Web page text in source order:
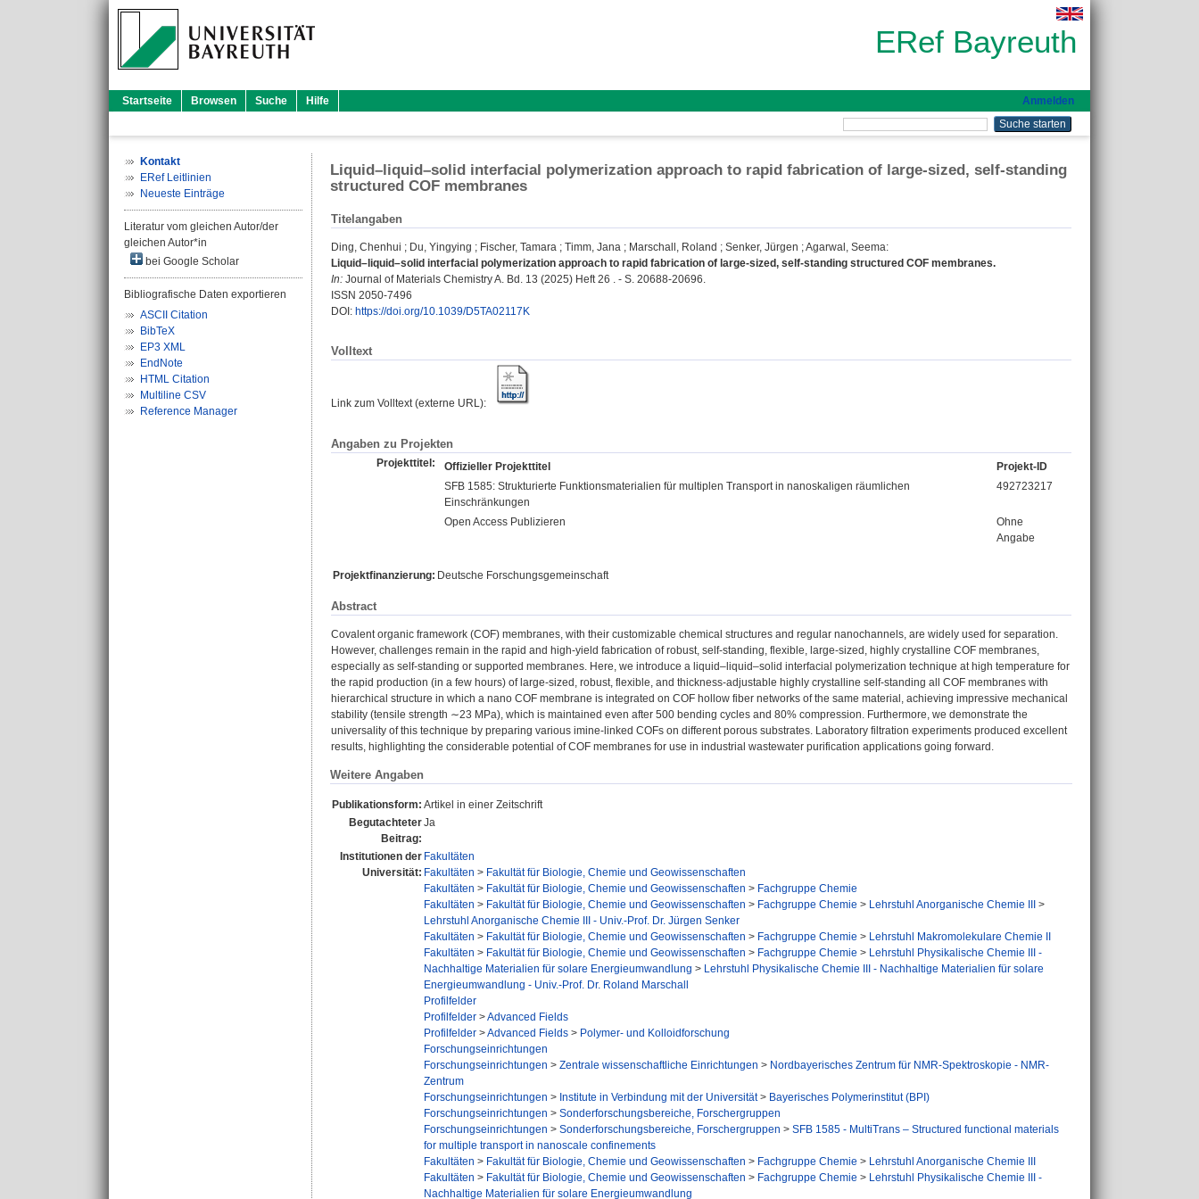
ERef Bayreuth
Startseite Browsen Suche Hilfe Anmelden
Kontakt
ERef Leitlinien
Neueste Einträge
Literatur vom gleichen Autor/der
gleichen Autor*in
bei Google Scholar
Bibliografische Daten exportieren
ASCII Citation
BibTeX
EP3 XML
EndNote
HTML Citation
Multiline CSV
Reference Manager
Liquid–liquid–solid interfacial polymerization approach to rapid fabrication of large-sized, self-standing
structured COF membranes
Titelangaben
Ding, Chenhui ; Du, Yingying ; Fischer, Tamara ; Timm, Jana ; Marschall, Roland ; Senker, Jürgen ;Agarwal, Seema:
Liquid–liquid–solid interfacial polymerization approach to rapid fabrication of large-sized, self-standing structured COF membranes.
In: Journal of Materials Chemistry A. Bd. 13 (2025) Heft 26 . - S. 20688-20696.
ISSN 2050-7496
DOI: https://doi.org/10.1039/D5TA02117K
Volltext
Link zum Volltext (externe URL):
Angaben zu Projekten
Projekttitel: Offizieller Projekttitel
Projekt-ID
SFB 1585: Strukturierte Funktionsmaterialien für multiplen Transport in nanoskaligen räumlichen
Einschränkungen
492723217
Open Access Publizieren
Ohne
Angabe
Projektfinanzierung: Deutsche Forschungsgemeinschaft
Abstract
Covalent organic framework (COF) membranes, with their customizable chemical structures and regular nanochannels, are widely used for separation.
However, challenges remain in the rapid and high-yield fabrication of robust, self-standing, flexible, large-sized, highly crystalline COF membranes,
especially as self-standing or supported membranes. Here, we introduce a liquid–liquid–solid interfacial polymerization technique at high temperature for
the rapid production (in a few hours) of large-sized, robust, flexible, and thickness-adjustable highly crystalline self-standing all COF membranes with
hierarchical structure in which a nano COF membrane is integrated on COF hollow fiber networks of the same material, achieving impressive mechanical
stability (tensile strength ∼23 MPa), which is maintained even after 500 bending cycles and 80% compression. Furthermore, we demonstrate the
universality of this technique by preparing various imine-linked COFs on different porous substrates. Laboratory filtration experiments produced excellent
results, highlighting the considerable potential of COF membranes for use in industrial wastewater purification applications going forward.
Weitere Angaben
Publikationsform: Artikel in einer Zeitschrift
Begutachteter
Beitrag:
Ja
Institutionen der
Universität:
Fakultäten
Fakultäten > Fakultät für Biologie, Chemie und Geowissenschaften
Fakultäten > Fakultät für Biologie, Chemie und Geowissenschaften > Fachgruppe Chemie
Fakultäten > Fakultät für Biologie, Chemie und Geowissenschaften > Fachgruppe Chemie > Lehrstuhl Anorganische Chemie III
>
Lehrstuhl Anorganische Chemie III - Univ.-Prof. Dr. Jürgen Senker
Fakultäten > Fakultät für Biologie, Chemie und Geowissenschaften > Fachgruppe Chemie > Lehrstuhl Makromolekulare Chemie II
Fakultäten > Fakultät für Biologie, Chemie und Geowissenschaften > Fachgruppe Chemie > Lehrstuhl Physikalische Chemie III -
Nachhaltige Materialien für solare Energieumwandlung > Lehrstuhl Physikalische Chemie III - Nachhaltige Materialien für solare
Energieumwandlung - Univ.-Prof. Dr. Roland Marschall
Profilfelder
Profilfelder >Advanced Fields
Profilfelder >Advanced Fields > Polymer- und Kolloidforschung
Forschungseinrichtungen
Forschungseinrichtungen > Zentrale wissenschaftliche Einrichtungen > Nordbayerisches Zentrum für NMR-Spektroskopie - NMR-
Zentrum
Forschungseinrichtungen > Institute in Verbindung mit der Universität> Bayerisches Polymerinstitut (BPI)
Forschungseinrichtungen > Sonderforschungsbereiche, Forschergruppen
Forschungseinrichtungen > Sonderforschungsbereiche, Forschergruppen > SFB 1585 - MultiTrans – Structured functional materials
for multiple transport in nanoscale confinements
Fakultäten > Fakultät für Biologie, Chemie und Geowissenschaften > Fachgruppe Chemie > Lehrstuhl Anorganische Chemie III
Fakultäten > Fakultät für Biologie, Chemie und Geowissenschaften > Fachgruppe Chemie > Lehrstuhl Physikalische Chemie III -
Nachhaltige Materialien für solare Energieumwandlung